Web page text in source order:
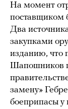
На момент
поставщиком
Два
закупками
изданию, что
Шапошников
замену»
боеприпасы у